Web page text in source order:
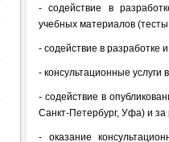
- содействие в
учебных материалов
- содействие в разработке
- консультационные
- содействие в
Санкт-Петербург, Уфа) и
- оказание